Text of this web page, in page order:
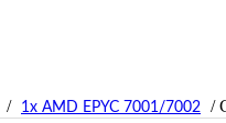
/ 1x AMD EPYC 7001/7002 /